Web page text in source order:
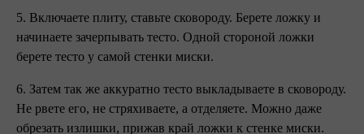
5. Включаете плиту, ставьте сковороду. Берете ложку и
начинаете зачерпывать тесто. Одной стороной ложки
берете тесто у самой стенки миски.
6. Затем так же аккуратно тесто выкладываете в сковороду.
Не рвете его, не стряхиваете, а отделяете. Можно даже
обрезать излишки, прижав край ложки к стенке миски.